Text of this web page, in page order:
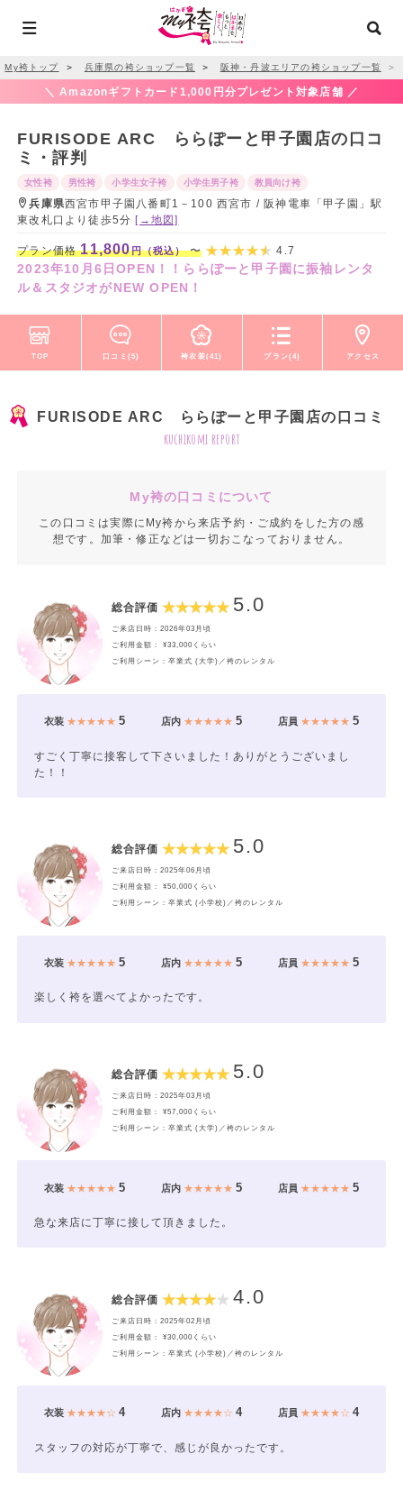
My袴トップ ＞ 兵庫県の袴ショップ一覧 ＞ 阪神・丹波エリアの袴ショップ一覧 ＞
＼ Amazonギフトカード1,000円分プレゼント対象店舗 ／
FURISODE ARC ららぽーと甲子園店の口コ
ミ・評判
女性袴 男性袴 小学生女子袴 小学生男子袴 教員向け袴
兵庫県西宮市甲子園八番町1－100 西宮市 / 阪神電車「甲子園」駅
東改札口より徒歩5分[→地図]
プラン価格11,800円（税込）〜 4.7
2023年10月6日OPEN！！ららぽーと甲子園に振袖レンタ
ル＆スタジオがNEW OPEN！
TOP 口コミ(5) 袴衣装(41) プラン(4) アクセス
FURISODE ARC ららぽーと甲子園店の口コミ
kuchikomi report
My袴の口コミについて
この口コミは実際にMy袴から来店予約・ご成約をした方の感
想です。加筆・修正などは一切おこなっておりません。
総合評価 5.0
ご来店日時：2026年03月頃
ご利用金額： ¥33,000くらい
ご利用シーン：卒業式 (大学)／袴のレンタル
衣装★★★★★ 5 店内★★★★★ 5 店員 ★★★★★5
すごく丁寧に接客して下さいました！ありがとうございまし
た！！
総合評価 5.0
ご来店日時：2025年06月頃
ご利用金額： ¥50,000くらい
ご利用シーン：卒業式 (小学校)／袴のレンタル
衣装★★★★★ 5 店内★★★★★ 5 店員 ★★★★★5
楽しく袴を選べてよかったです。
総合評価 5.0
ご来店日時：2025年03月頃
ご利用金額： ¥57,000くらい
ご利用シーン：卒業式 (大学)／袴のレンタル
衣装★★★★★ 5 店内★★★★★ 5 店員 ★★★★★5
急な来店に丁寧に接して頂きました。
総合評価 4.0
ご来店日時：2025年02月頃
ご利用金額： ¥30,000くらい
ご利用シーン：卒業式 (小学校)／袴のレンタル
衣装★★★★☆ 4 店内★★★★☆ 4 店員 ★★★★☆4
スタッフの対応が丁寧で、感じが良かったです。